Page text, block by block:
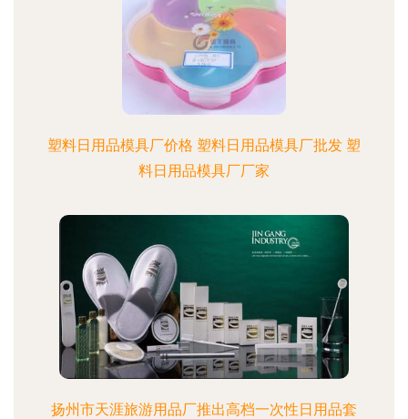
塑料日用品模具厂价格 塑料日用品模具厂批发 塑
料日用品模具厂厂家
扬州市天涯旅游用品厂推出高档一次性日用品套